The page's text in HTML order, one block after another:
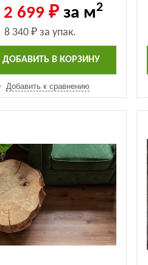
2 699 ₽за м2
8 340 ₽за упак.
ДОБАВИТЬ В КОРЗИНУ
Добавить к сравнению